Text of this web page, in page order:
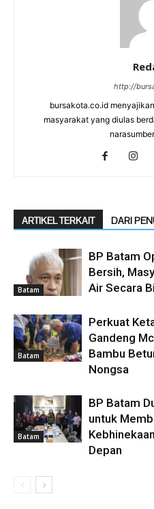
http://
bursakota.co.id
masyarakat yang diulas
ARTIKEL TERKAIT DARI
Batam
BP Batam
Bersih,
Air Secara
Batam
Perkuat
Gandeng
Bambu
Nongsa
Batam
BP Batam
untuk
Depan